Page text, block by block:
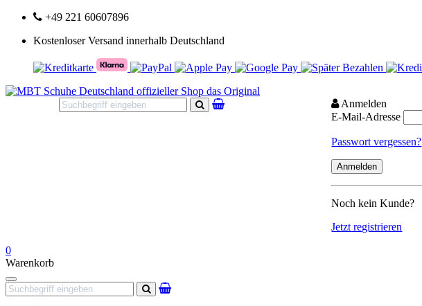
+49 221 60607896
Kostenloser Versand innerhalb Deutschland
Suchen
Anmelden
E-Mail-Adresse
Passwort vergessen?
Noch kein Kunde?
Jetzt registrieren
0
Warenkorb
Navigation
Suchen